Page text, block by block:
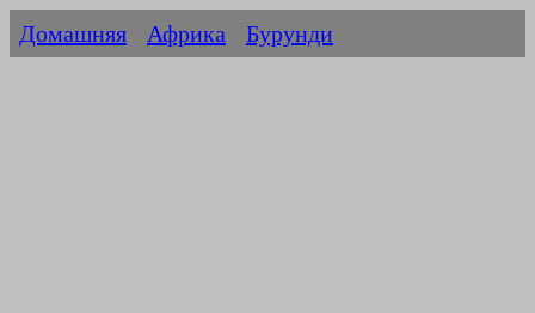
Домашняя Африка Бурунди